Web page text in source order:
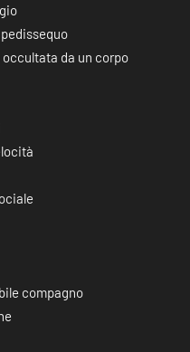
occultata da un corpo
compagno